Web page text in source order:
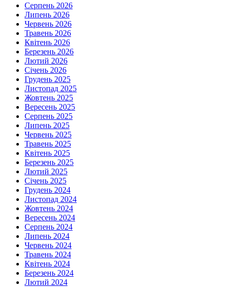
Серпень 2026
Липень 2026
Червень 2026
Травень 2026
Квітень 2026
Березень 2026
Лютий 2026
Січень 2026
Грудень 2025
Листопад 2025
Жовтень 2025
Вересень 2025
Серпень 2025
Липень 2025
Червень 2025
Травень 2025
Квітень 2025
Березень 2025
Лютий 2025
Січень 2025
Грудень 2024
Листопад 2024
Жовтень 2024
Вересень 2024
Серпень 2024
Липень 2024
Червень 2024
Травень 2024
Квітень 2024
Березень 2024
Лютий 2024